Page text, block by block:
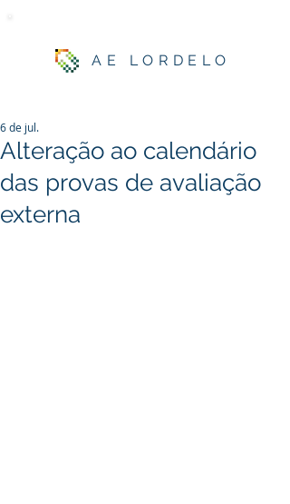
AE LORDELO
Alteração ao calendário
das provas de avaliação
externa
6 de jul.